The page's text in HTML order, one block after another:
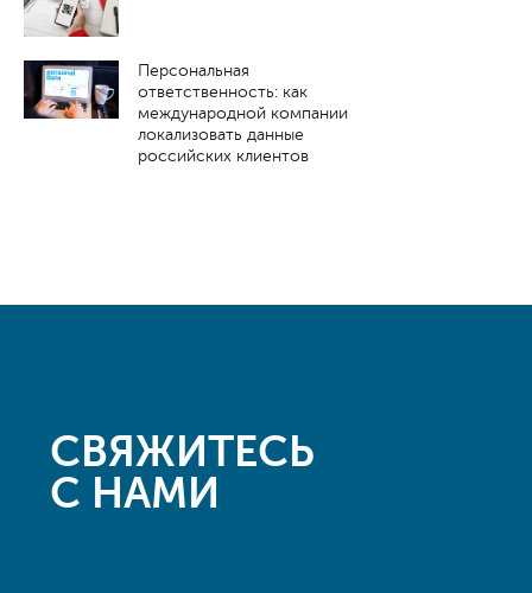
Персональная
ответственность: как
международной компании
локализовать данные
российских клиентов
СВЯЖИТЕСЬ
С НАМИ